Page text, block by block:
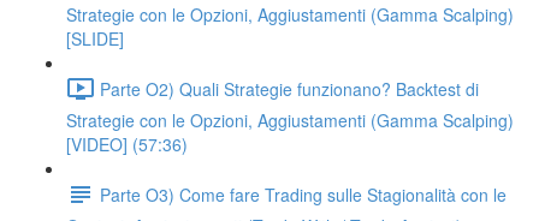
Strategie con le Opzioni, Aggiustamenti (Gamma Scalping)
[SLIDE]
Parte O2) Quali Strategie funzionano? Backtest di
Strategie con le Opzioni, Aggiustamenti (Gamma Scalping)
[VIDEO] (57:36)
Parte O3) Come fare Trading sulle Stagionalità con le